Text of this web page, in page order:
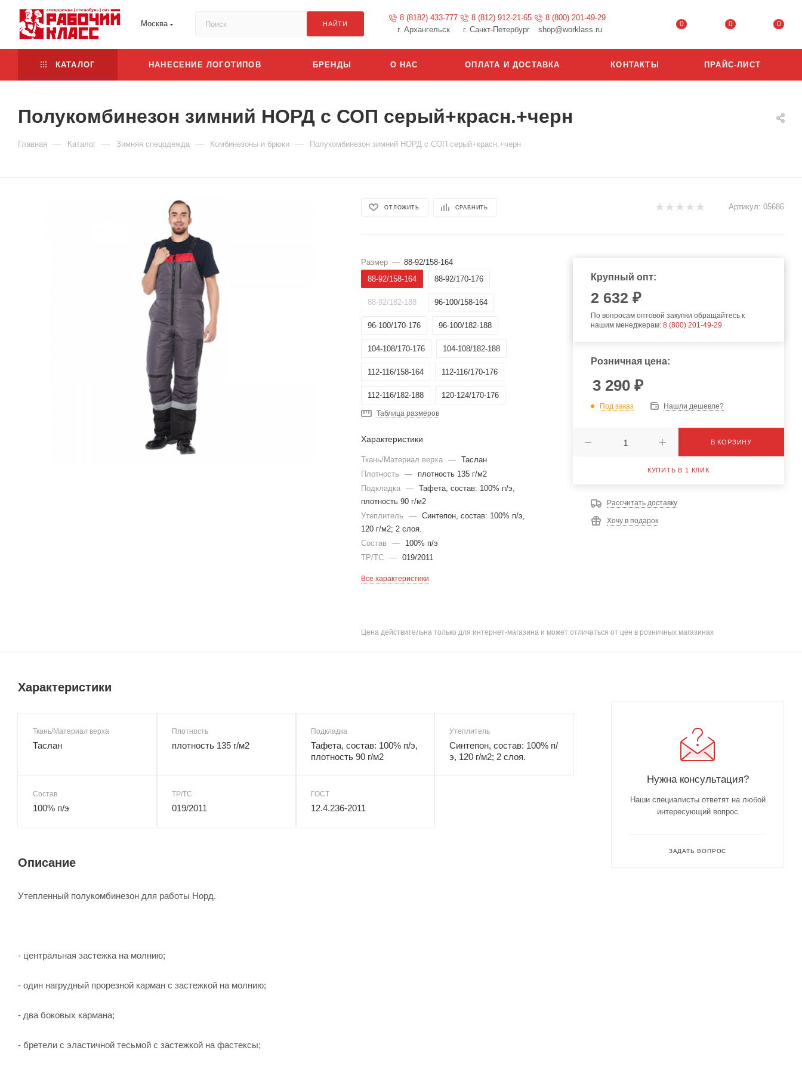
Москва НАЙТИ
8 (8182) 433-777
г. Архангельск
8 (812) 912-21-65
г. Санкт-Петербург
8 (800) 201-49-29
shop@worklass.ru
0 0 0
КАТАЛОГ НАНЕСЕНИЕ ЛОГОТИПОВ БРЕНДЫ О НАС ОПЛАТА И ДОСТАВКА КОНТАКТЫ ПРАЙС-ЛИСТ
Полукомбинезон зимний НОРД с СОП серый+красн.+черн
Главная — Каталог — Зимняя спецодежда — Комбинезоны и брюки — Полукомбинезон зимний НОРД с СОП серый+красн.+черн
ОТЛОЖИТЬ СРАВНИТЬ Артикул: 05686
Размер — 88-92/158-164
88-92/158-164
88-92/170-176
88-92/182-188 96-100/158-164
96-100/170-176 96-100/182-188
104-108/170-176 104-108/182-188
112-116/158-164 112-116/170-176
112-116/182-188 120-124/170-176
128-132/170-176
128-132/194-200
136-140/182-188 136-140/194-200
144-148/194-200 152-156/170-176
Таблица размеров
Характеристики
Ткань/Материал верха —
Таслан
Плотность
—
плотность 135 г/м2
Подкладка
—
Тафета, состав: 100% п/э,
плотность 90 г/м2
Утеплитель
—
Синтепон, состав: 100% п/э,
120 г/м2; 2 слоя.
Состав
—
100% п/э
ТР/ТС
— 019/2011
Все характеристики
Крупный опт:
2 632 ₽
По вопросам оптовой закупки обращайтесь к
нашим менеджерам: 8 (800) 201-49-29
Розничная цена:
3 290₽
Под заказ Нашли дешевле?
В КОРЗИНУ
КУПИТЬ В 1 КЛИК
Рассчитать доставку
Хочу в подарок
Цена действительна только для интернет-магазина и может отличаться от цен в розничных магазинах
Характеристики
Ткань/Материал верха
Таслан
Плотность
плотность 135 г/м2
Подкладка
Тафета, состав: 100% п/э,
плотность 90 г/м2
Утеплитель
Синтепон, состав: 100% п/
э, 120 г/м2; 2 слоя.
Состав
100% п/э
ТР/ТС
019/2011
ГОСТ
12.4.236-2011
Описание
Утепленный полукомбинезон для работы Норд.
- центральная застежка на молнию;
- один нагрудный прорезной карман с застежкой на молнию;
- два боковых кармана;
- бретели с эластичной тесьмой с застежкой на фастексы;
Нужна консультация?
Наши специалисты ответят на любой
интересующий вопрос
ЗАДАТЬ ВОПРОС